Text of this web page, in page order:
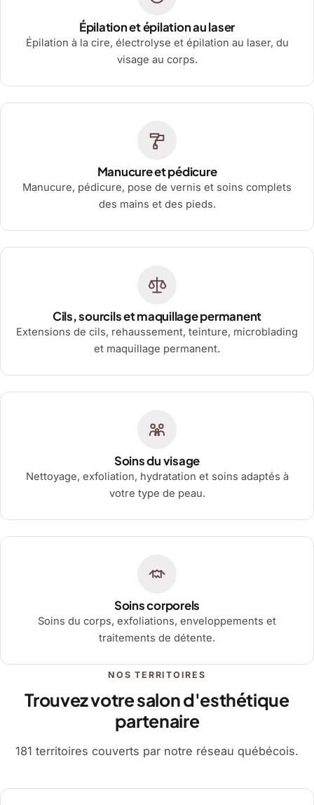
Épilation et épilation au laser
Épilation à la cire, électrolyse et épilation au laser, du
visage au corps.
Manucure et pédicure
Manucure, pédicure, pose de vernis et soins complets
des mains et des pieds.
Cils, sourcils et maquillage permanent
Extensions de cils, rehaussement, teinture, microblading
et maquillage permanent.
Soins du visage
Nettoyage, exfoliation, hydratation et soins adaptés à
votre type de peau.
Soins corporels
Soins du corps, exfoliations, enveloppements et
traitements de détente.
NOS TERRITOIRES
Trouvez votre salon d'esthétique
partenaire
181 territoires couverts par notre réseau québécois.